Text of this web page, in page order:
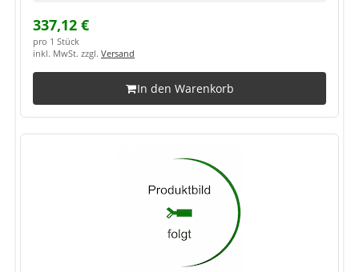
337,12 €
pro 1 Stück
inkl. MwSt. zzgl. Versand
In den Warenkorb